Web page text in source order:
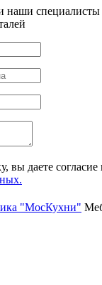
наши специалисты
вы даете согласие